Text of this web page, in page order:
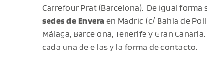
Carrefour Prat (Barcelona). De igual
sedes de Envera en Madrid (c/ Bahía de
Málaga, Barcelona, Tenerife y Gran Canaria.
cada una de ellas y la forma de contacto.